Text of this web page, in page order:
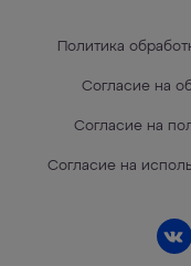
Политика
Согласие на
Согласие на
Согласие на